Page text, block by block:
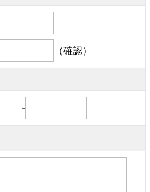
（確認）
-